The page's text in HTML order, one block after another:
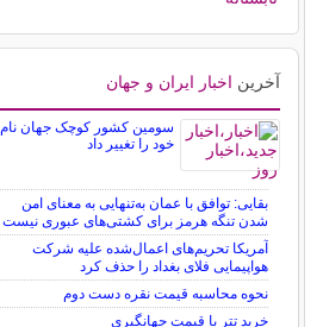
آخرین اخبار ایران و جهان
سومین کشور کوچک جهان نام
خود را تغییر داد
بقایی: توافق با عمان به‌تنهایی به معنای امن
شدن تنگه هرمز برای کشتی‌های عبوری نیست
آمریکا تحریم‌های اعمال‌شده علیه شرکت
هواپیمایی فلای بغداد را حذف کرد
نحوه محاسبه قیمت نقره دست دوم
خرید تتر با قیمت جهانگیری